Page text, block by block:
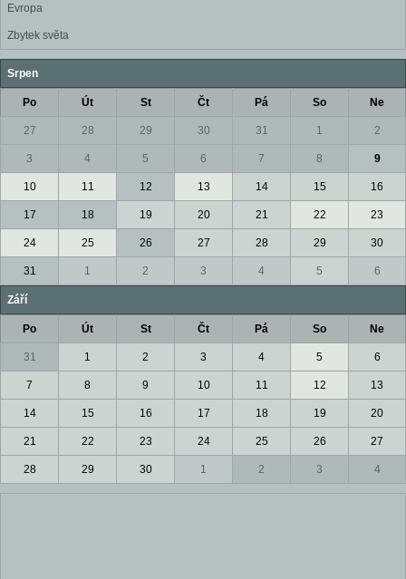
Evropa
Zbytek světa
Srpen
Po Út St Čt Pá So Ne
27 28 29 30 31 1 2
3 4 5 6 7 8 9
10 11 12 13 14 15 16
17 18 19 20 21 22 23
24 25 26 27 28 29 30
31 1 2 3 4 5 6
Září
Po Út St Čt Pá So Ne
31 1 2 3 4 5 6
7 8 9 10 11 12 13
14 15 16 17 18 19 20
21 22 23 24 25 26 27
28 29 30 1 2 3 4